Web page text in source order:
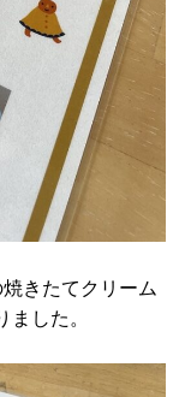
きたてクリーム
した。